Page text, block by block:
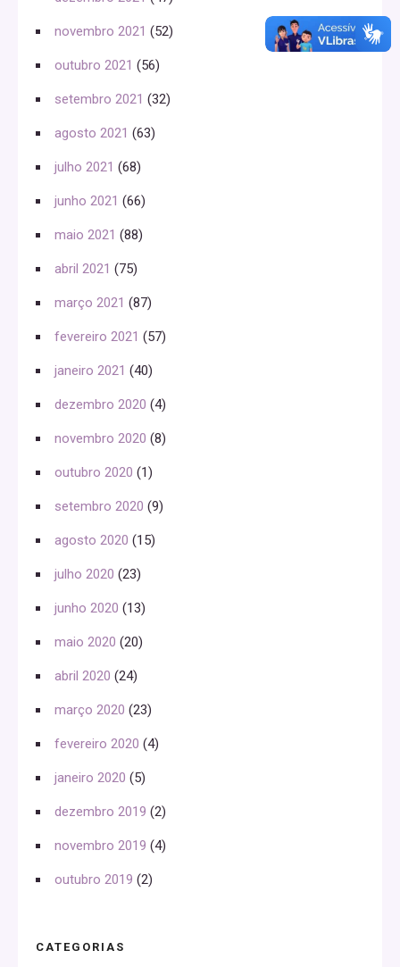
novembro 2021 (52)
outubro 2021 (56)
setembro 2021 (32)
agosto 2021 (63)
julho 2021 (68)
junho 2021 (66)
maio 2021 (88)
abril 2021 (75)
março 2021 (87)
fevereiro 2021 (57)
janeiro 2021 (40)
dezembro 2020 (4)
novembro 2020 (8)
outubro 2020 (1)
setembro 2020 (9)
agosto 2020 (15)
julho 2020 (23)
junho 2020 (13)
maio 2020 (20)
abril 2020 (24)
março 2020 (23)
fevereiro 2020 (4)
janeiro 2020 (5)
dezembro 2019 (2)
novembro 2019 (4)
outubro 2019 (2)
CATEGORIAS